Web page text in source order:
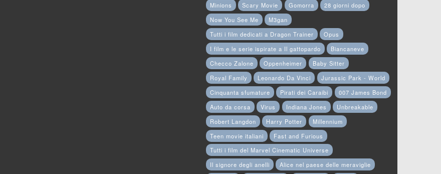
Minions Scary Movie Gomorra
28 giorni dopo
Now You See Me
M3gan
Tutti i film dedicati a Dragon Trainer
Opus
I film e le serie ispirate a Il gattopardo
Biancaneve
Checco Zalone
Oppenheimer
Baby Sitter
Royal Family
Leonardo Da Vinci
Jurassic Park - World
Cinquanta sfumature
Pirati dei Caraibi
007 James Bond
Auto da corsa
Virus Indiana Jones
Unbreakable
Robert Langdon
Harry Potter
Millennium
Teen movie italiani
Fast and Furious
Tutti i film del Marvel Cinematic Universe
Il signore degli anelli
Alice nel paese delle meraviglie